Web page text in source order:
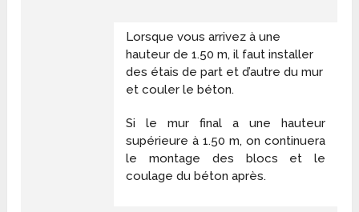
Lorsque vous arrivez à une
hauteur de 1.50 m, il faut installer
des étais de part et d’autre du mur
et couler le béton.
Si le mur final a une hauteur
supérieure à 1.50 m, on continuera
le montage des blocs et le
coulage du béton après.